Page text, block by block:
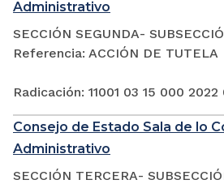
Administrativo
SECCIÓN SEGUNDA-
Referencia: ACCIÓN DE TUTELA
Radicación: 11001 03 15 000 2022
Consejo de Estado Sala de lo
Administrativo
SECCIÓN TERCERA-